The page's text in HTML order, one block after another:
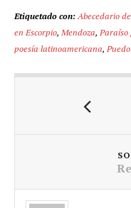
Etiquetado con: Abecedario
en Escorpio, Mendoza,
poesía latinoamericana,